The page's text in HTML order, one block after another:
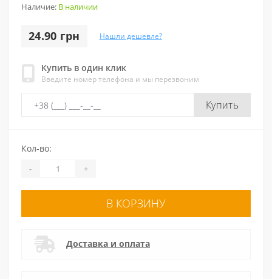
Наличие: В наличии
24.90 грн Нашли дешевле?
Купить в один клик
Введите номер телефона и мы перезвоним
Купить
Кол-во:
- +
В КОРЗИНУ
Доставка и оплата